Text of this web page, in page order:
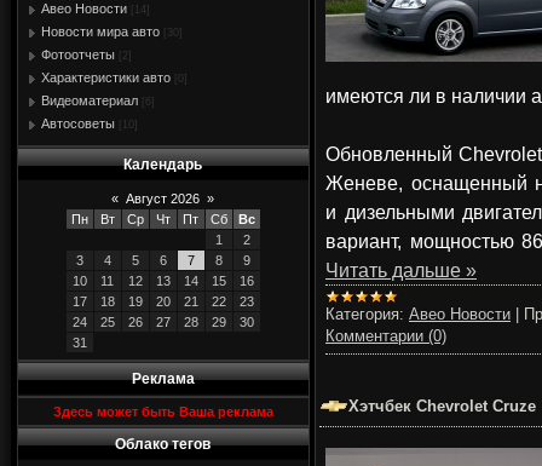
Авео Новости [14]
Новости мира авто [30]
Фотоотчеты [2]
Характеристики авто
Видеоматериал
Автосоветы
Календарь
« Август 2026 »
Пн
Вт Ср Чт Пт Сб
Вс
1
2
3
4 5 6 7 8
9
10
11 12 13 14 15
16
17
18 19 20 21 22
23
24
25 26 27 28 29
30
31
Реклама
Здесь может быть Ваша реклама
Облако тегов
имеются ли в наличии
Обновленный
Женеве, оснащенный
и дизельными
вариант, мощностью
Читать дальше »
Категория: Авео Новости
Комментарии (0)
Хэтчбек Chevrolet Cruze